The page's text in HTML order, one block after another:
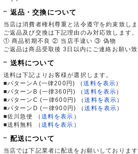
返品・交換について
当店は消費者権利尊重と法令遵守を約束致しま
ご返品及び交換は下記理由のみ対応致します。
① 商品初期不良 ② 当店手違い ③ 偽物
ご返品は商品受取後 3日以内にご連絡お願い致
送料について
送料は下記よりお客様が選択します。
■パターンA (一律200円)
（送料を表示 ）
■パターンB (一律360円)
（送料を表示 ）
■パターンC (一律600円)
（送料を表示 ）
■パターンD (一律900円)
（送料を表示 ）
■佐川急便
（ 送料を表示 ）
■送料無料
（ 送料を表示 ）
配送について
当店では下記業者に配送をお願いしております